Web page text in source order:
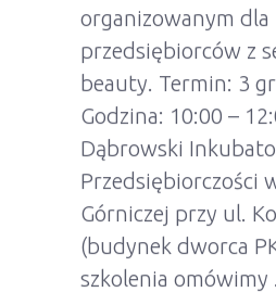
organizowanym dla
przedsiębiorców z
beauty. Termin: 3
Godzina: 10:00 –
Dąbrowski
Przedsiębiorczości
Górniczej przy ul.
(budynek dworca
szkolenia omówimy